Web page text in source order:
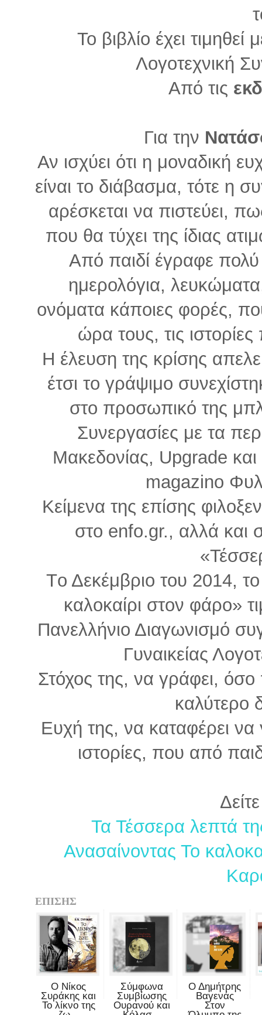
Το βιβλίο έχει
Λογοτεχνική
Από τις
Για την
Αν ισχύει ότι η μοναδική
είναι το διάβασμα, τότε η
αρέσκεται να πιστεύει,
που θα τύχει της ίδιας
Από παιδί έγραφε
ημερολόγια,
ονόματα κάποιες φορές,
ώρα τους, τις
Η έλευση της κρίσης
έτσι το γράψιμο
στο προσωπικό της
Συνεργασίες με τα
Μακεδονίας, Upgrade
magazino
Κείμενα της επίσης
στο enfo.gr., αλλά και
Tο Δεκέμβριο του 2014,
καλοκαίρι στον φάρο»
Πανελλήνιο Διαγωνισμό
Γυναικείας
Στόχος της, να γράφει, όσο
καλύτερο
Ευχή της, να καταφέρει να
ιστορίες, που από
Τα Τέσσερα λεπτά
Ανασαίνοντας Το
ΕΠΙΣΗΣ
Ο Νίκος
Συράκης και
Το λίκνο της
Σύμφωνα
Συμβίωσης
Ουρανού και
Ο Δημήτρης
Βαγενάς
Στον